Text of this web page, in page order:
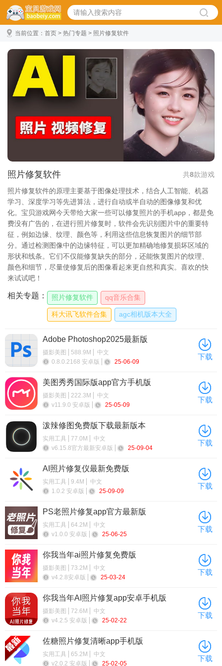
当前位置： 首页 > 热门专题 > 照片修复软件
照片修复软件 共8款游戏
照片修复软件的原理主要基于图像处理技术，结合人工智能、机器
学习、深度学习等先进算法，进行自动或半自动的图像修复和优
化。宝贝游戏网今天带给大家一些可以修复照片的手机app，都是免
费没有广告的，在进行照片修复时，软件会先识别图片中的重要特
征，例如边缘、纹理、颜色等，利用这些信息恢复图片的细节部
分。通过检测图像中的边缘特征，可以更加精确地修复损坏区域的
形状和线条。它们不仅能修复缺失的部分，还能恢复图片的纹理、
颜色和细节，尽量使修复后的图像看起来更自然和真实。喜欢的快
来试试吧！
相关专题： 照片修复软件 qq音乐合集
科大讯飞软件合集 agc相机版本大全
Adobe Photoshop2025最新版
摄影美图 588.9M
中文
0.8.0.2168 安卓版
25-06-09
下载
美图秀秀国际版app官方手机版
摄影美图 222.3M
中文
v11.9.0 安卓版
25-05-09
下载
泼辣修图免费版下载最新版本
实用工具 77.0M
中文
v6.15.8官方最新安卓版
25-09-04
下载
AI照片修复仪最新免费版
实用工具 9.4M
中文
1.0.2 安卓版
25-09-09
下载
PS老照片修复app官方最新版
实用工具 64.2M
中文
v1.0.0 安卓版
25-06-25
下载
你我当年ai照片修复免费版
摄影美图 73.2M
中文
v4.2.8安卓版
25-03-24
下载
你我当年AI照片修复app安卓手机版
摄影美图 72.6M
中文
v4.2.5 安卓版
25-02-22
下载
佐糖照片修复清晰app手机版
实用工具 65.2M
中文
v2.0.2 安卓版
25-02-05
下载